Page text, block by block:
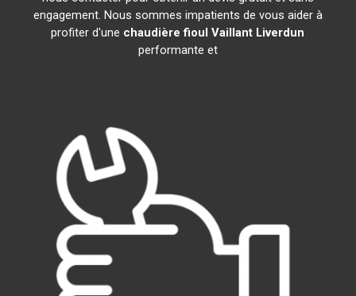
engagement. Nous sommes impatients de vous aider à
profiter d'une chaudière fioul Vaillant Liverdun
performante et